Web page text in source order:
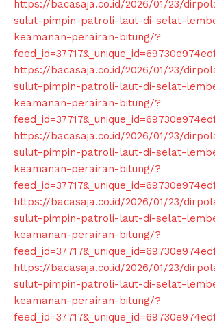
SUBSCRIBE NOW
Company
About
Contact us
Subscription Plans
My account
https://bacasaja.co.id/2026/01/23/
sulut-pimpin-patroli-laut-di-selat-
keamanan-perairan-bitung/?
https://bacasaja.co.id/2026/01/23/
sulut-pimpin-patroli-laut-di-selat-
keamanan-perairan-bitung/?
https://bacasaja.co.id/2026/01/23/
sulut-pimpin-patroli-laut-di-selat-
keamanan-perairan-bitung/?
https://bacasaja.co.id/2026/01/23/
sulut-pimpin-patroli-laut-di-selat-
keamanan-perairan-bitung/?
https://bacasaja.co.id/2026/01/23/
sulut-pimpin-patroli-laut-di-selat-
keamanan-perairan-bitung/?